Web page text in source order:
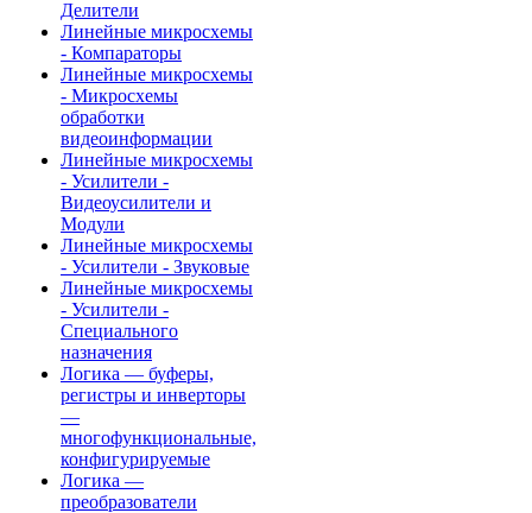
Делители
Линейные микросхемы
- Компараторы
Линейные микросхемы
- Микросхемы
обработки
видеоинформации
Линейные микросхемы
- Усилители -
Видеоусилители и
Модули
Линейные микросхемы
- Усилители - Звуковые
Линейные микросхемы
- Усилители -
Специального
назначения
Логика — буферы,
регистры и инверторы
—
многофункциональные,
конфигурируемые
Логика —
преобразователи